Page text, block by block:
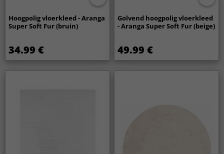
Hoogpolig vloerkleed - Aranga
Super Soft Fur (bruin)
34.99 €
Golvend hoogpolig vloerkleed
- Aranga Super Soft Fur (beige)
49.99 €